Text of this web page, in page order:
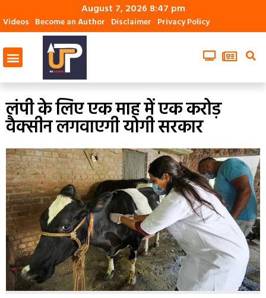
August 7, 2026 8:47 pm
Videos Become an Author Disclaimer Privacy Policy
लंपी के लिए एक माह में एक करोड़
वैक्सीन लगवाएगी योगी सरकार